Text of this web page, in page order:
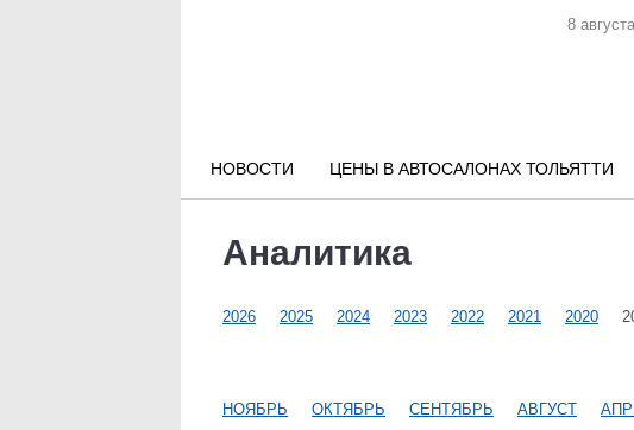
8
НОВОСТИ ЦЕНЫ В АВТОСАЛОНАХ ТОЛЬЯТТИ
Аналитика
2026 2025 2024 2023 2022 2021 2020
НОЯБРЬ ОКТЯБРЬ СЕНТЯБРЬ АВГУСТ